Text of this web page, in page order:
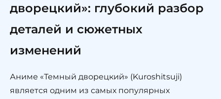
дворецкий»: глубокий разбор
деталей и сюжетных
изменений
Аниме «Темный дворецкий» (Kuroshitsuji)
является одним из самых популярных